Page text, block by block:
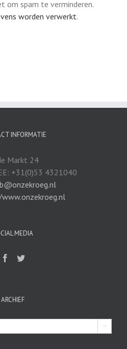
om spam te verminderen.
worden verwerkt.
INFORMATIE
Markt 24
+31(0)53 4321040
MEDIA
ARCHIEF
